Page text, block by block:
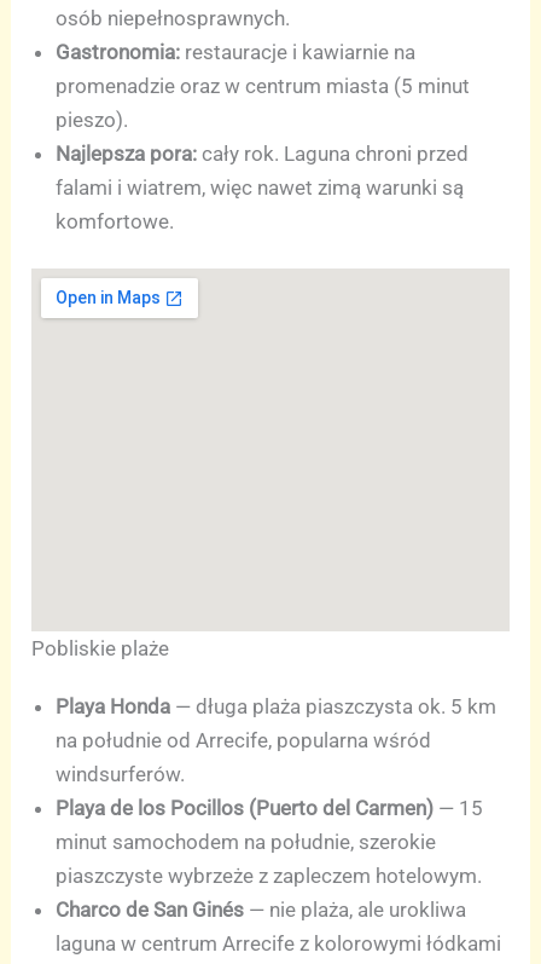
osób niepełnosprawnych.
Gastronomia: restauracje i kawiarnie na
promenadzie oraz w centrum miasta (5 minut
pieszo).
Najlepsza pora: cały rok. Laguna chroni przed
falami i wiatrem, więc nawet zimą warunki są
komfortowe.
Pobliskie plaże
Playa Honda — długa plaża piaszczysta ok. 5 km
na południe od Arrecife, popularna wśród
windsurferów.
Playa de los Pocillos (Puerto del Carmen) — 15
minut samochodem na południe, szerokie
piaszczyste wybrzeże z zapleczem hotelowym.
Charco de San Ginés — nie plaża, ale urokliwa
laguna w centrum Arrecife z kolorowymi łódkami